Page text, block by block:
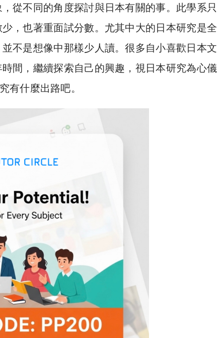
p
y
Li
n
k
at
s
A
p
p
從不同的角度探討與日本有關的事。此學系只
，也著重面試分數。尤其中大的日本研究是全
不是想像中那樣少人讀。很多自小喜歡日本文
間，繼續探索自己的興趣，視日本研究為心儀
有什麼出路吧。